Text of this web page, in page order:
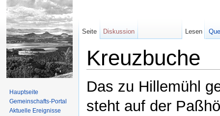
Kreuzbuche
Das zu Hillemühl
steht auf der
Seite Diskussion Lesen
Hauptseite
Gemeinschafts-Portal
Aktuelle Ereignisse